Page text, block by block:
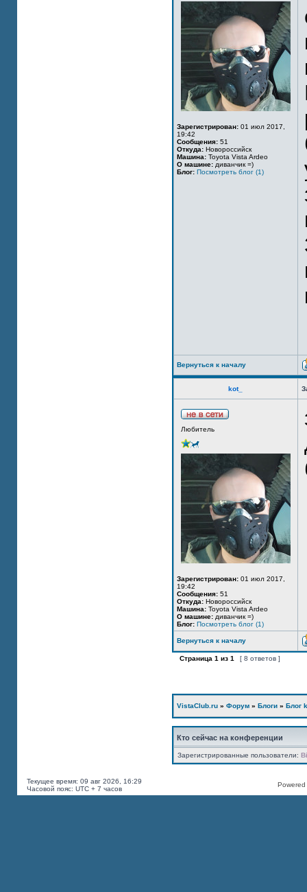
Зарегистрирован: 01 июл 2017,
19:42
Сообщения: 51
Откуда: Новороссийск
Машина: Toyota Vista Ardeo
О машине: диванчик =)
Блог: Посмотреть блог (1)
Вернуться к началу
kot_
Любитель
Зарегистрирован: 01 июл 2017,
19:42
Сообщения: 51
Откуда: Новороссийск
Машина: Toyota Vista Ardeo
О машине: диванчик =)
Блог: Посмотреть блог (1)
Вернуться к началу
Страница 1 из 1 [ 8 ответов ]
VistaClub.ru » Форум » Блоги » Блог
Кто сейчас на конференции
Зарегистрированные пользователи:
Текущее время: 09 авг 2026, 16:29
Часовой пояс: UTC + 7 часов